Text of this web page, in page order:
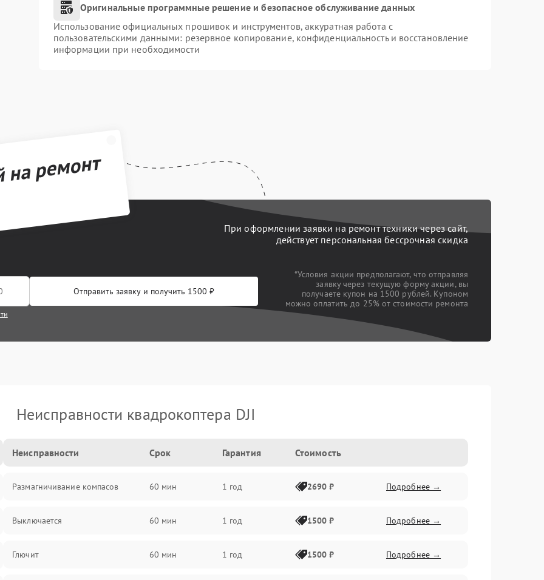
Оригинальные программные решение и безопасное обслуживание данных
Использование официальных прошивок и инструментов, аккуратная работа с
пользовательскими данными: резервное копирование, конфиденциальность и восстановление
информации при необходимости
ремонт
При оформлении заявки на ремонт техники через сайт,
действует персональная бессрочная скидка
Отправить заявку и получить 1500 ₽
*Условия акции предполагают, что отправляя
заявку через текущую форму акции, вы
получаете купон на 1500 рублей. Купоном
можно оплатить до 25% от стоимости ремонта
Неисправности квадрокоптера DJI
Неисправности Срок Гарантия Стоимость
Размагничивание компасов 60 мин 1 год 2690 ₽ Подробнее →
Выключается 60 мин 1 год 1500 ₽ Подробнее →
Глючит 60 мин 1 год 1500 ₽ Подробнее →